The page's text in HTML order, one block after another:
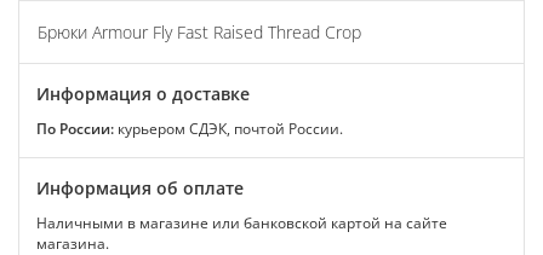
Брюки Armour Fly Fast Raised Thread Crop
Информация о доставке
По России: курьером СДЭК, почтой России.
Информация об оплате
Наличными в магазине или банковской картой на сайте
магазина.